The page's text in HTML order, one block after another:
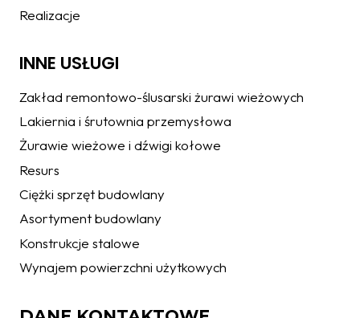
Realizacje
INNE USŁUGI
Zakład remontowo-ślusarski żurawi wieżowych
Lakiernia i śrutownia przemysłowa
Żurawie wieżowe i dźwigi kołowe
Resurs
Ciężki sprzęt budowlany
Asortyment budowlany
Konstrukcje stalowe
Wynajem powierzchni użytkowych